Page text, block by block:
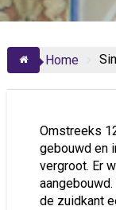
Home
Omstreeks
gebouwd en
vergroot. Er
de zuidkant